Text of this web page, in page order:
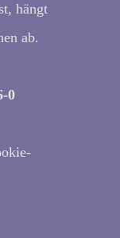
hängt
ab.
0